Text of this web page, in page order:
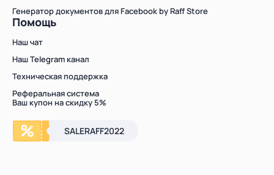
Генератор документов для Facebook by Raff Store
Помощь
Наш чат
Наш Telegram канал
Техническая поддержка
Реферальная система
Ваш купон на скидку 5%
SALERAFF2022